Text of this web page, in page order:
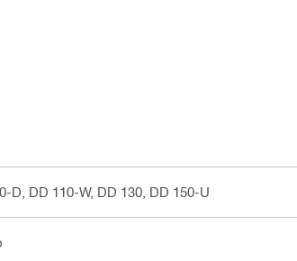
D, DD 110-W, DD 130, DD 150-U